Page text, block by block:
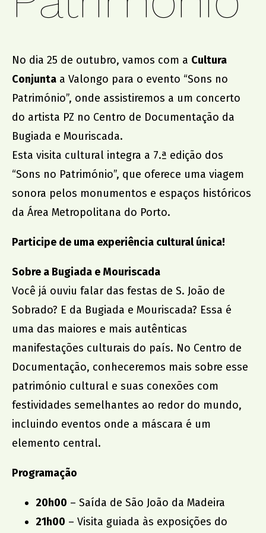
promoção institucional
Jantar de Solidariedade
Aniversário da Associação
parcerias
ACCL, Party Sleep Repeat
Comissão de Proteção de Crianças e Jovens SJM
Banco Alimentar Contra a Fome, Aveiro
DGRSP, Equipa Entre o Douro e Vouga
Rede Social SJM
Dr. Serafim Leite
Agrupamento de Escolas
Dr. João da Silva Correia
AMU
No dia 25 de outubro, vamos com a Cultura
Conjunta a Valongo para o evento “Sons no
Património”, onde assistiremos a um concerto
do artista PZ no Centro de Documentação da
Bugiada e Mouriscada.
Esta visita cultural integra a 7.ª edição dos
“Sons no Património”, que oferece uma viagem
sonora pelos monumentos e espaços históricos
da Área Metropolitana do Porto.
Participe de uma experiência cultural única!
Sobre a Bugiada e Mouriscada
Você já ouviu falar das festas de S. João de
Sobrado? E da Bugiada e Mouriscada? Essa é
uma das maiores e mais autênticas
manifestações culturais do país. No Centro de
Documentação, conheceremos mais sobre esse
património cultural e suas conexões com
festividades semelhantes ao redor do mundo,
incluindo eventos onde a máscara é um
elemento central.
Programação
20h00 – Saída de São João da Madeira
21h00 – Visita guiada às exposições do